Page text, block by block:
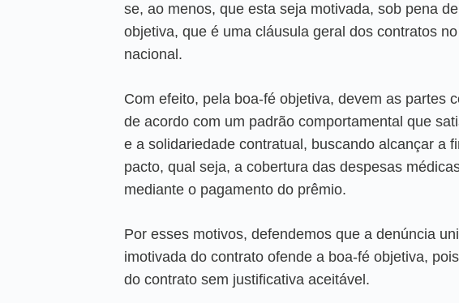
se, ao menos, que esta seja motivada, sob pena
objetiva, que é uma cláusula geral dos contratos
nacional.
Com efeito, pela boa-fé objetiva, devem as partes
de acordo com um padrão comportamental que
e a solidariedade contratual, buscando alcançar a
pacto, qual seja, a cobertura das despesas
mediante o pagamento do prêmio.
Por esses motivos, defendemos que a denúncia
imotivada do contrato ofende a boa-fé objetiva,
do contrato sem justificativa aceitável.